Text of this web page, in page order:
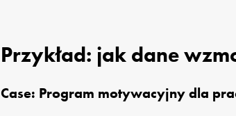
Przykład: jak dane
Case: Program motywacyjny dla